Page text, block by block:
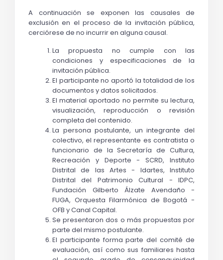
A continuación se exponen las causales de
exclusión en el proceso de la invitación pública,
cerciórese de no incurrir en alguna causal.
La propuesta no cumple con las
condiciones y especificaciones de la
invitación pública.
El participante no aportó la totalidad de los
documentos y datos solicitados.
El material aportado no permite su lectura,
visualización, reproducción o revisión
completa del contenido.
La persona postulante, un integrante del
colectivo, el representante es contratista o
funcionario de la Secretaría de Cultura,
Recreación y Deporte - SCRD, Instituto
Distrital de las Artes - Idartes, Instituto
Distrital del Patrimonio Cultural - IDPC,
Fundación Gilberto Álzate Avendaño -
FUGA, Orquesta Filarmónica de Bogotá -
OFB y Canal Capital.
Se presentaron dos o más propuestas por
parte del mismo postulante.
El participante forma parte del comité de
evaluación, así como sus familiares hasta